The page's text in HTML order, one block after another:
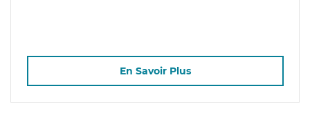
En Savoir Plus